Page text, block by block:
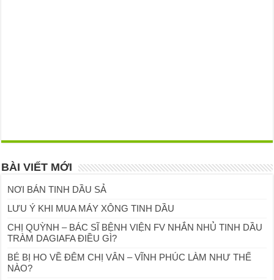
BÀI VIẾT MỚI
NƠI BÁN TINH DẦU SẢ
LƯU Ý KHI MUA MÁY XÔNG TINH DẦU
CHỊ QUỲNH – BÁC SĨ BỆNH VIỆN FV NHẮN NHỦ TINH DẦU
TRÀM DAGIAFA ĐIỀU GÌ?
BÉ BỊ HO VỀ ĐÊM CHỊ VÂN – VĨNH PHÚC LÀM NHƯ THẾ
NÀO?